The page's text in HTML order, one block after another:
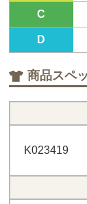
C
D
商品スペ
K023419